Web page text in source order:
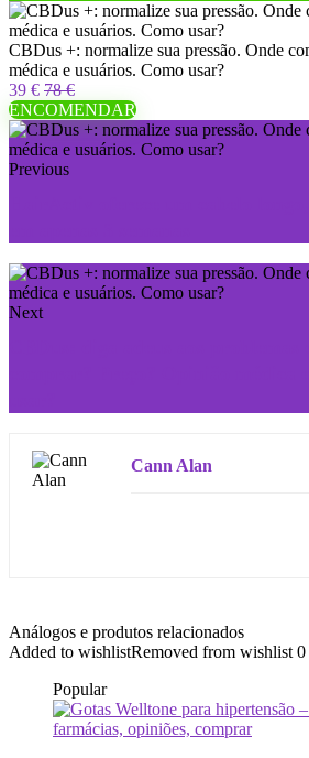
CBDus +: normalize sua pressão. Onde
médica e usuários. Como usar?
39 € 78 €
ENCOMENDAR
Previous
Next
Cann Alan
Análogos e produtos relacionados
Added to wishlistRemoved from wishlist 0
Popular